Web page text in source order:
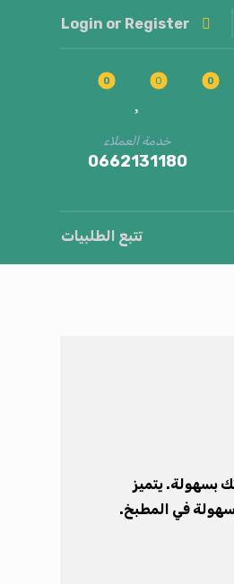
Login or Register
خدمة العملاء
0662131180
تتبع الطلبيات
بسهولة. يتميز
في المطبخ.